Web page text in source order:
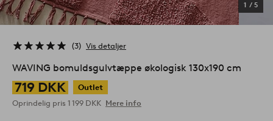
1 / 5
3 Vis detaljer
WAVING bomuldsgulvtæppe økologisk 130x190 cm
719 DKK
Outlet
Oprindelig pris 1 199 DKK Mere info